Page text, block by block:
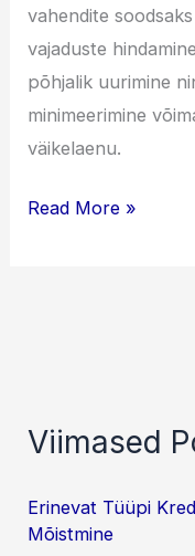
vahendite
vajaduste
põhjalik uurimine
minimeerimine
väikelaenu.
Kuidas
Read More »
Viimased
Erinevat Tüüpi
Mõistmine